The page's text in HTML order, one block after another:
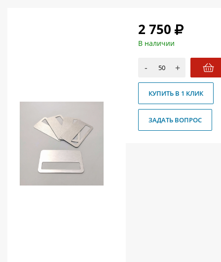
Политика конфиденциальности
2 750
В наличии
- +
КУПИТЬ В 1 КЛИК
ЗАДАТЬ ВОПРОС